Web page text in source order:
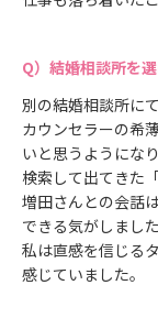
結婚相談所を
別の結婚相談所に
カウンセラーの希
いと思うようになり
検索して出てきた
増田さんとの会話
できる気がしました
私は直感を信じる
感じていました。